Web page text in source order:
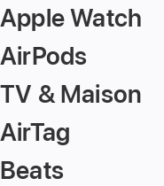
Apple Watch
AirPods
TV & Maison
AirTag
Beats